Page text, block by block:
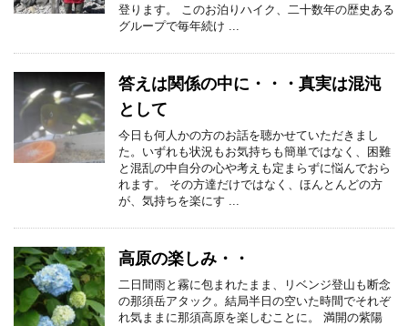
登ります。 このお泊りハイク、二十数年の歴史ある
グループで毎年続け ...
答えは関係の中に・・・真実は混沌
として
今日も何人かの方のお話を聴かせていただきまし
た。いずれも状況もお気持ちも簡単ではなく、困難
と混乱の中自分の心や考えも定まらずに悩んでおら
れます。 その方達だけではなく、ほんとんどの方
が、気持ちを楽にす ...
高原の楽しみ・・
二日間雨と霧に包まれたまま、リベンジ登山も断念
の那須岳アタック。結局半日の空いた時間でそれぞ
れ気ままに那須高原を楽しむことに。 満開の紫陽